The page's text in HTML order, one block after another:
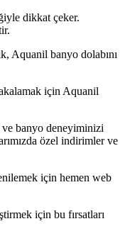
dikkat çeker.
Aquanil banyo dolabını
için Aquanil
banyo deneyiminizi
özel indirimler ve
için hemen web
için bu fırsatları